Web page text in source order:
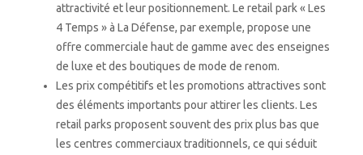
attractivité et leur positionnement. Le retail park « Les
4 Temps » à La Défense, par exemple, propose une
offre commerciale haut de gamme avec des enseignes
de luxe et des boutiques de mode de renom.
Les prix compétitifs et les promotions attractives sont
des éléments importants pour attirer les clients. Les
retail parks proposent souvent des prix plus bas que
les centres commerciaux traditionnels, ce qui séduit